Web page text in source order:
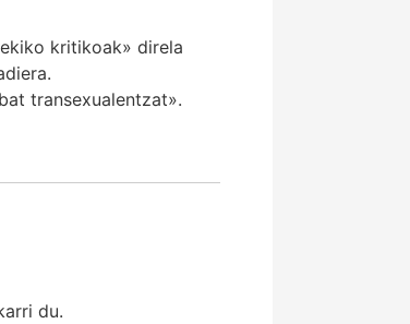
kritikoak» direla
transexualentzat».
du.